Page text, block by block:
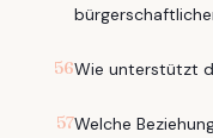
56Wie unterstützt
57Welche